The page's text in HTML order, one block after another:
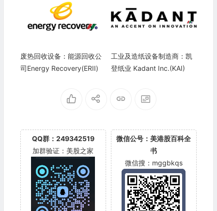
废热回收设备：能源回收公
司Energy Recovery(ERII)
工业及造纸设备制造商：凯
登纸业 Kadant Inc.(KAI)
QQ群：249342519
加群验证：美股之家
微信公号：美港股百科全
书
微信搜：mggbkqs